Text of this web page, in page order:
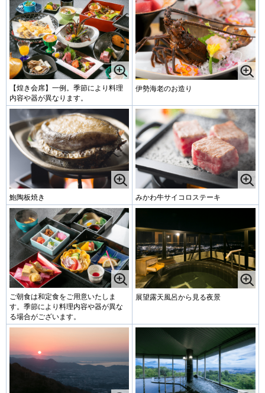
【煌き会席】一例。季節により料理
内容や器が異なります。
伊勢海老のお造り
鮑陶板焼き みかわ牛サイコロステーキ
ご朝食は和定食をご用意いたしま
す。季節により料理内容や器が異な
る場合がございます。
展望露天風呂から見る夜景